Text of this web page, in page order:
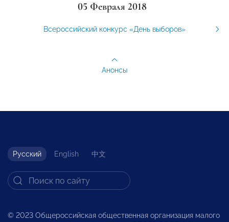
05 Февраля 2018
Всероссийский конкурс «День выборов»
Анонсы
Русский English 中文
© 2023 Общероссийская общественная организация малого